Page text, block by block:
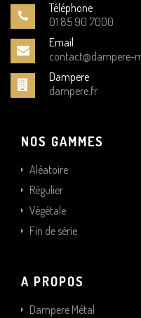
Téléphone
01 85 90 7000
Email
contact@dampere-
Dampere
dampere.fr
NOS GAMMES
Aléatoire
Régulier
Végétale
Fin de série
A PROPOS
Dampere Métal